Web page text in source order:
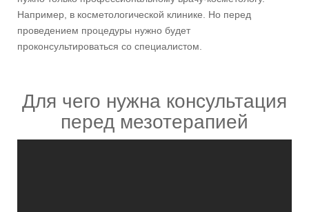
Например, в косметологической клинике. Но перед
проведением процедуры нужно будет
проконсультироваться со специалистом.
Для чего нужна консультация
перед мезотерапией